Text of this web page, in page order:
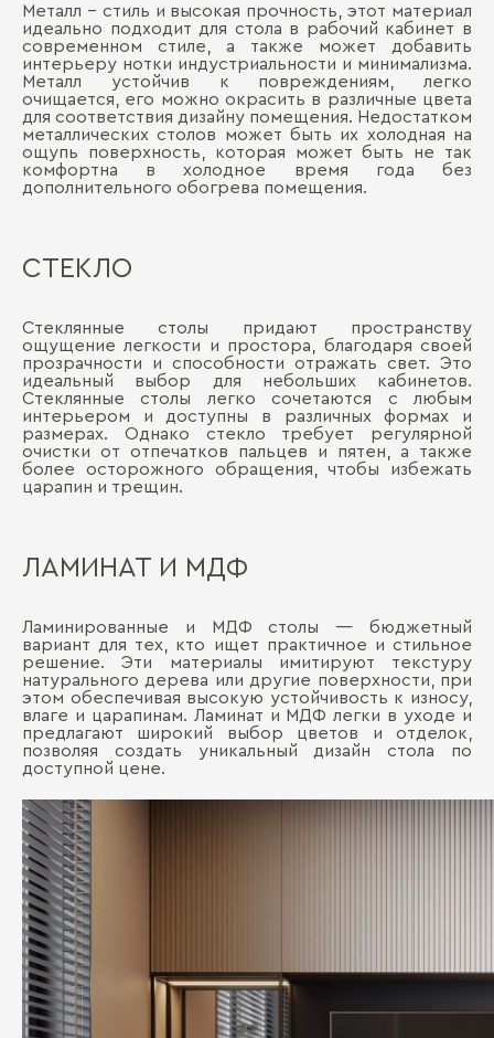
Металл – стиль и высокая прочность, этот материал
идеально подходит для стола в рабочий кабинет в
современном стиле, а также может добавить
интерьеру нотки индустриальности и минимализма.
Металл устойчив к повреждениям, легко
очищается, его можно окрасить в различные цвета
для соответствия дизайну помещения. Недостатком
металлических столов может быть их холодная на
ощупь поверхность, которая может быть не так
комфортна в холодное время года без
дополнительного обогрева помещения.
СТЕКЛО
Стеклянные столы придают пространству
ощущение легкости и простора, благодаря своей
прозрачности и способности отражать свет. Это
идеальный выбор для небольших кабинетов.
Стеклянные столы легко сочетаются с любым
интерьером и доступны в различных формах и
размерах. Однако стекло требует регулярной
очистки от отпечатков пальцев и пятен, а также
более осторожного обращения, чтобы избежать
царапин и трещин.
ЛАМИНАТ И МДФ
Ламинированные и МДФ столы — бюджетный
вариант для тех, кто ищет практичное и стильное
решение. Эти материалы имитируют текстуру
натурального дерева или другие поверхности, при
этом обеспечивая высокую устойчивость к износу,
влаге и царапинам. Ламинат и МДФ легки в уходе и
предлагают широкий выбор цветов и отделок,
позволяя создать уникальный дизайн стола по
доступной цене.